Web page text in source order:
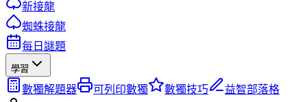
新接龍
蜘蛛接龍
每日謎題
學習
數獨解題器 可列印數獨 數獨技巧
益智部落格